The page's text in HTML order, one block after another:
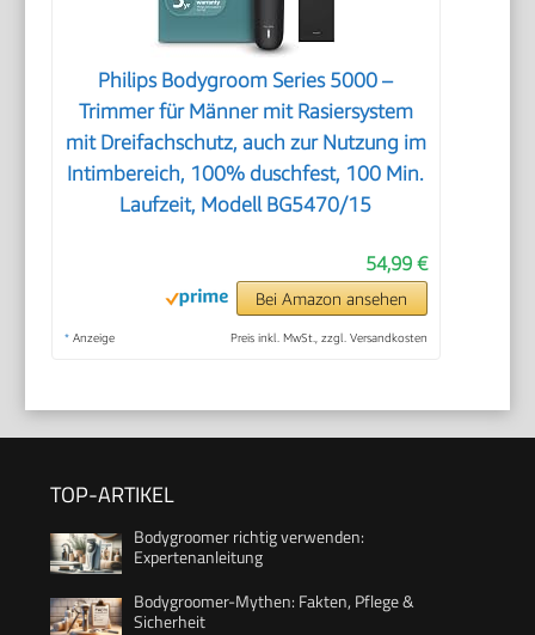
Philips Bodygroom Series 5000 –
Trimmer für Männer mit Rasiersystem
mit Dreifachschutz, auch zur Nutzung im
Intimbereich, 100% duschfest, 100 Min.
Laufzeit, Modell BG5470/15
54,99 €
Bei Amazon ansehen
* Anzeige Preis inkl. MwSt., zzgl. Versandkosten
TOP-ARTIKEL
Bodygroomer richtig verwenden:
Expertenanleitung
Bodygroomer-Mythen: Fakten, Pflege &
Sicherheit